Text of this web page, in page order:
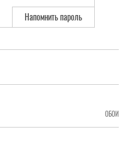
Напомнить пароль
ОБОИ